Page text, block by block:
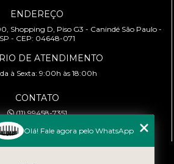
ENDEREÇO
Shopping D, Piso G3 - Canindé São Paulo -
SP - CEP: 04648-071
DE ATENDIMENTO
à Sexta: 9:00h às 18:00h
CONTATO
(11) 99458-7351
Olá! Fale agora pelo WhatsApp